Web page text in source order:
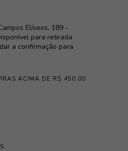
Elíseos, 189 -
para retirada
a confirmação para
ACIMA DE R$ 450,00